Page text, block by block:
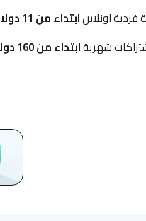
اونلاينابتداء من 11 دولار أمريكي
شهريةابتداء من160 دولار أمريكي